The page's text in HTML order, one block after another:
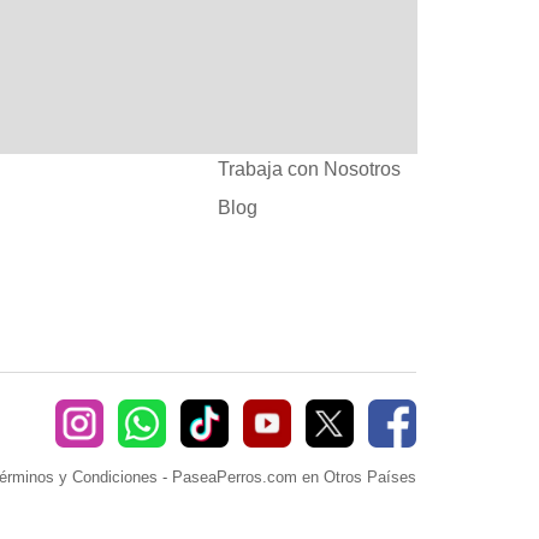
Trabaja con Nosotros
Blog
y Condiciones - PaseaPerros.com en Otros Países